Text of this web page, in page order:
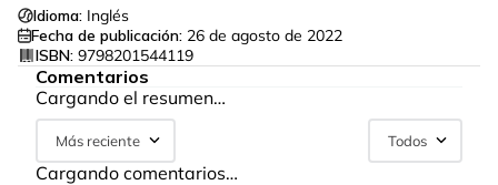
Idioma: Inglés
Fecha de publicación: 26 de agosto de 2022
ISBN: 9798201544119
Comentarios
Cargando el resumen…
Más reciente Todos
Cargando comentarios…